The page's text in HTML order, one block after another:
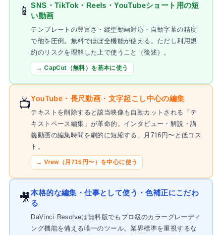
📱SNS・TikTok・Reels・YouTubeショート用の短
い動画
テンプレートの豊富さ・縦型動画対応・自動字幕の精度
で他を圧倒。無料でほぼ全機能が使える。ただし利用規
約のリスクを理解した上で使うこと（後述）。
→ CapCut（無料）を基本に使う
📺YouTube・長尺動画・文字起こし中心の編集
テキストを削除すると該当映像も自動カットされる「テ
キストベース編集」が革命的。インタビュー・解説・講
義動画の編集時間を劇的に短縮する。月716円〜と低コス
ト。
→ Vrew（月716円〜）を中心に使う
🎥本格的な編集・仕事として使う・色補正にこだわ
る
DaVinci Resolveは無料版でもプロ級のカラーグレーディ
ング機能を備える唯一のツール。業界標準を重視するな